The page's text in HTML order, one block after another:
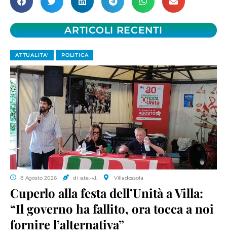
ARTICOLI RECENTI
ATTUALITA' POLITICA
8 Agosto 2026 di a.te.-v.l. Villadossola
Cuperlo alla festa dell’Unità a Villa:
“Il governo ha fallito, ora tocca a noi
fornire l’alternativa”